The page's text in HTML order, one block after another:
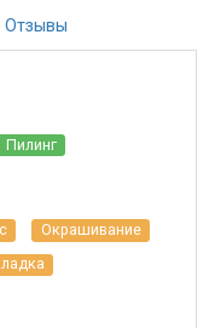
Отзывы
Пилинг
Окрашивание